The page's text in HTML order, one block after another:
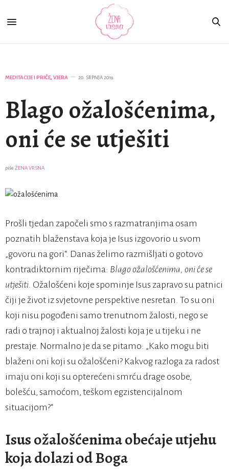
MEDITACIJE I PRIČE, VJERA 20. SRPNJA 2019.
Blago ožalošćenima,
oni će se utješiti
piše ŽENA VRSNA
Prošli tjedan započeli smo s razmatranjima osam
poznatih blaženstava koja je Isus izgovorio u svom
„govoru na gori“. Danas želimo razmišljati o gotovo
kontradiktornim riječima: Blago ožalošćenima, oni će se
utješiti. Ožalošćeni koje spominje Isus zapravo su patnici
čiji je život iz svjetovne perspektive nesretan. To su oni
koji nisu pogođeni samo trenutnom žalosti, nego se
radi o trajnoj i aktualnoj žalosti koja je u tijeku i ne
prestaje. Normalno je da se pitamo: „Kako mogu biti
blaženi oni koji su ožalošćeni? Kakvog razloga za radost
imaju oni koji su opterećeni smrću drage osobe,
bolešću, samoćom, teškom egzistencijalnom
situacijom?“
Isus ožalošćenima obećaje utjehu
koja dolazi od Boga